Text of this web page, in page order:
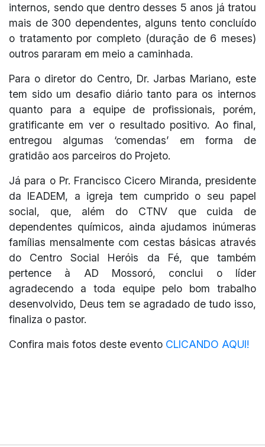
internos, sendo que dentro desses 5 anos já tratou
mais de 300 dependentes, alguns tento concluído
o tratamento por completo (duração de 6 meses)
outros pararam em meio a caminhada.
Para o diretor do Centro, Dr. Jarbas Mariano, este
tem sido um desafio diário tanto para os internos
quanto para a equipe de profissionais, porém,
gratificante em ver o resultado positivo. Ao final,
entregou algumas ‘comendas’ em forma de
gratidão aos parceiros do Projeto.
Já para o Pr. Francisco Cicero Miranda, presidente
da IEADEM, a igreja tem cumprido o seu papel
social, que, além do CTNV que cuida de
dependentes químicos, ainda ajudamos inúmeras
famílias mensalmente com cestas básicas através
do Centro Social Heróis da Fé, que também
pertence à AD Mossoró, conclui o líder
agradecendo a toda equipe pelo bom trabalho
desenvolvido, Deus tem se agradado de tudo isso,
finaliza o pastor.
Confira mais fotos deste evento CLICANDO AQUI!